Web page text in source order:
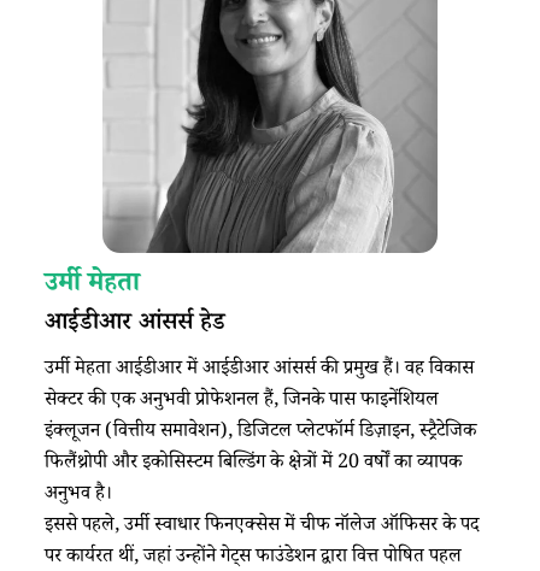
उर्मी मेहता
आईडीआर आंसर्स हेड
उर्मी मेहता आईडीआर में आईडीआर आंसर्स की प्रमुख हैं। वह विकास
सेक्टर की एक अनुभवी प्रोफेशनल हैं, जिनके पास फाइनेंशियल
इंक्लूजन (वित्तीय समावेशन), डिजिटल प्लेटफॉर्म डिज़ाइन, स्ट्रैटेजिक
फिलैंथ्रोपी और इकोसिस्टम बिल्डिंग के क्षेत्रों में 20 वर्षों का व्यापक
अनुभव है।
इससे पहले, उर्मी स्वाधार फिनएक्सेस में चीफ नॉलेज ऑफिसर के पद
पर कार्यरत थीं, जहां उन्होंने गेट्स फाउंडेशन द्वारा वित्त पोषित पहल